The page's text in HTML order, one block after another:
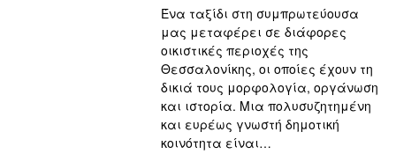
Ένα ταξίδι στη συμπρωτεύουσα
μας μεταφέρει σε διάφορες
οικιστικές περιοχές της
Θεσσαλονίκης, οι οποίες έχουν τη
δικιά τους μορφολογία, οργάνωση
και ιστορία. Μια πολυσυζητημένη
και ευρέως γνωστή δημοτική
κοινότητα είναι…